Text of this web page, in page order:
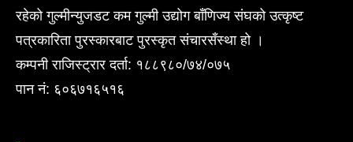
रहेको गुल्मीन्युजडट कम गुल्मी उद्योग बाँणिज्य संघको उत्कृष्ट
पत्रकारिता पुरस्कारबाट पुरस्कृत संचारसँस्था हो ।
कम्पनी राजिस्ट्रार दर्ता: १८८९८०/७४/०७५
पान नं: ६०६७१६५१६